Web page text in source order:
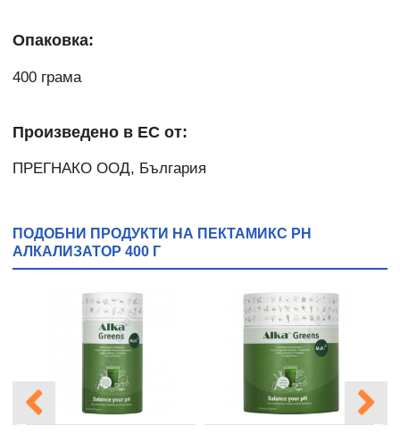
Опаковка:
400 грама
Произведено в ЕС от:
ПРЕГНАКО ООД, България
ПОДОБНИ ПРОДУКТИ НА ПЕКТАМИКС PH
АЛКАЛИЗАТОР 400 Г